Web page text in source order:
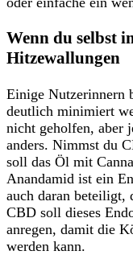
Wenn du selbst
Hitzewallungen
Einige Nutzerinnern
deutlich minimiert
nicht geholfen, aber
anders. Nimmst du
soll das Öl mit
Anandamid ist ein
auch daran beteiligt,
CBD soll dieses
anregen, damit die
werden kann.